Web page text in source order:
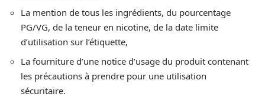
La mention de tous les ingrédients, du pourcentage
PG/VG, de la teneur en nicotine, de la date limite
d’utilisation sur l’étiquette,
La fourniture d’une notice d’usage du produit contenant
les précautions à prendre pour une utilisation
sécuritaire.